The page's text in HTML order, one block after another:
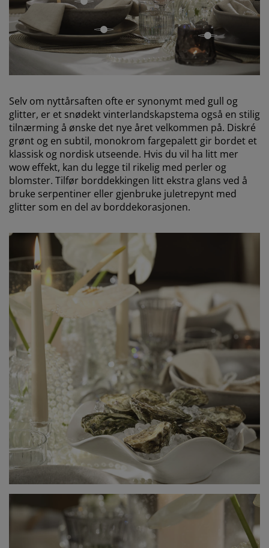
åpen
åpen
åpen
Selv om nyttårsaften ofte er synonymt med gull og
glitter, er et snødekt vinterlandskapstema også en stilig
tilnærming å ønske det nye året velkommen på. Diskré
grønt og en subtil, monokrom fargepalett gir bordet et
klassisk og nordisk utseende. Hvis du vil ha litt mer
wow effekt, kan du legge til rikelig med perler og
blomster. Tilfør borddekkingen litt ekstra glans ved å
bruke serpentiner eller gjenbruke juletrepynt med
glitter som en del av borddekorasjonen.